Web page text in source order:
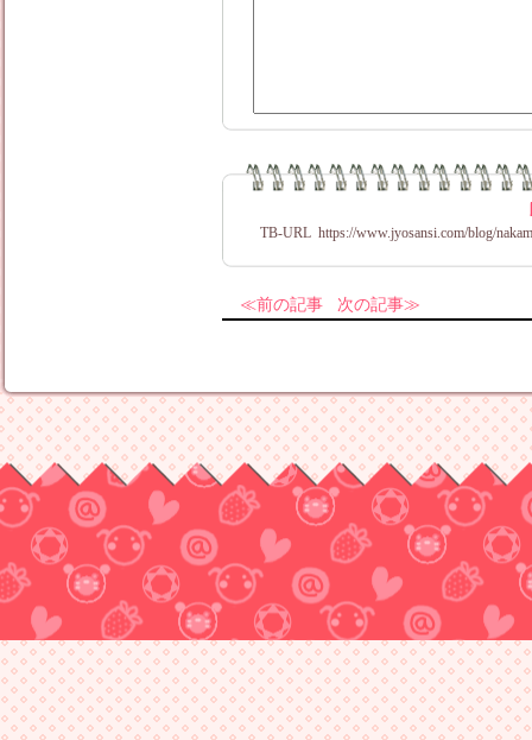
TB-URL https://www.jyosansi.com/blog/
前の記事 次の記事